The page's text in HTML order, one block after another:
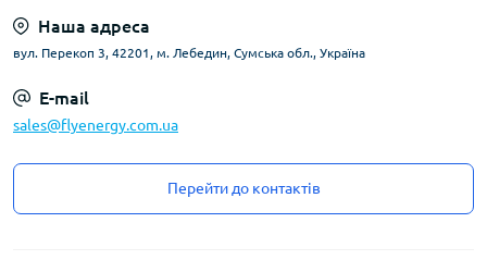
Наша адреса
вул. Перекоп 3, 42201, м. Лебедин, Сумська обл., Україна
E-mail
sales@flyenergy.com.ua
Перейти до контактів